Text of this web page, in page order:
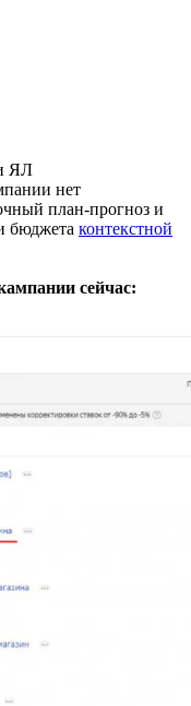
ЯЛ
нет
план-прогноз и
бюджета контекстной
сейчас: